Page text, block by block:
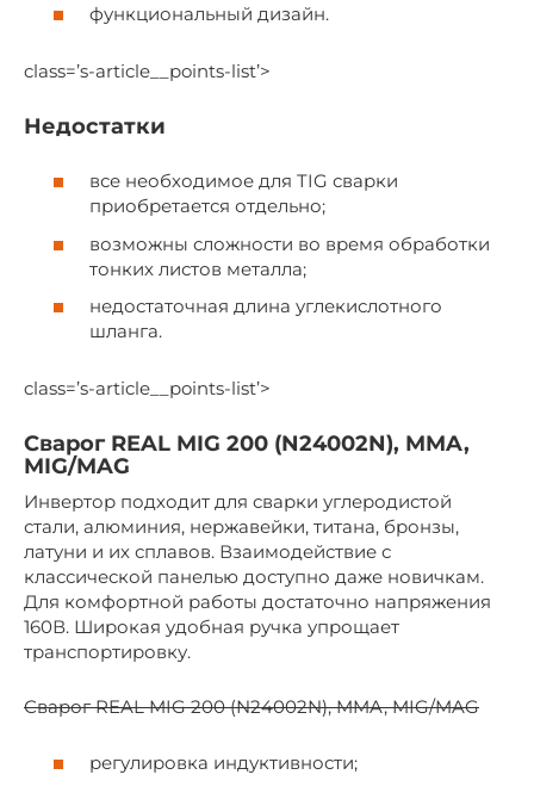
функциональный дизайн.
class=’s-article__points-list’>
Недостатки
все необходимое для TIG сварки
приобретается отдельно;
возможны сложности во время обработки
тонких листов металла;
недостаточная длина углекислотного
шланга.
class=’s-article__points-list’>
Сварог REAL MIG 200 (N24002N), MMA,
MIG/MAG
Инвертор подходит для сварки углеродистой
стали, алюминия, нержавейки, титана, бронзы,
латуни и их сплавов. Взаимодействие с
классической панелью доступно даже новичкам.
Для комфортной работы достаточно напряжения
160В. Широкая удобная ручка упрощает
транспортировку.
Сварог REAL MIG 200 (N24002N), MMA, MIG/MAG
регулировка индуктивности;